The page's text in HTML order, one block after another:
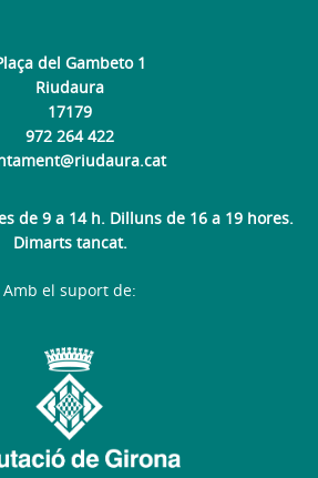
del Gambeto 1
Riudaura
17179
972 264 422
de 9 a 14 h. Dilluns de 16 a 19 hores.
Dimarts tancat.
Amb el suport de: